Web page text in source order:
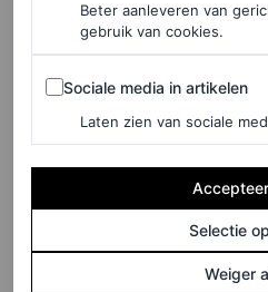
©GETTY IMAGES
/15
Janelle Monaé
Beter aanleveren van
gebruik van cookies.
Sociale media in artikelen
Sociale media in artikelen
Laten zien van sociale
Selectie
Weiger